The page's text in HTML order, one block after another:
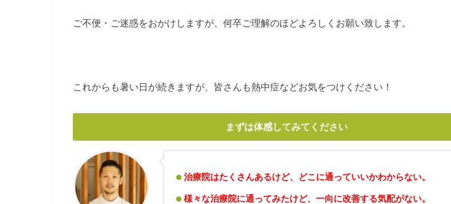
ご不便・ご迷惑をおかけしますが、何卒ご理解のほどよろしくお願い致します。
これからも暑い日が続きますが、皆さんも熱中症などお気をつけください！
まずは体感してみてください
治療院はたくさんあるけど、どこに通っていいかわからない。
様々な治療院に通ってみたけど、一向に改善する気配がない。